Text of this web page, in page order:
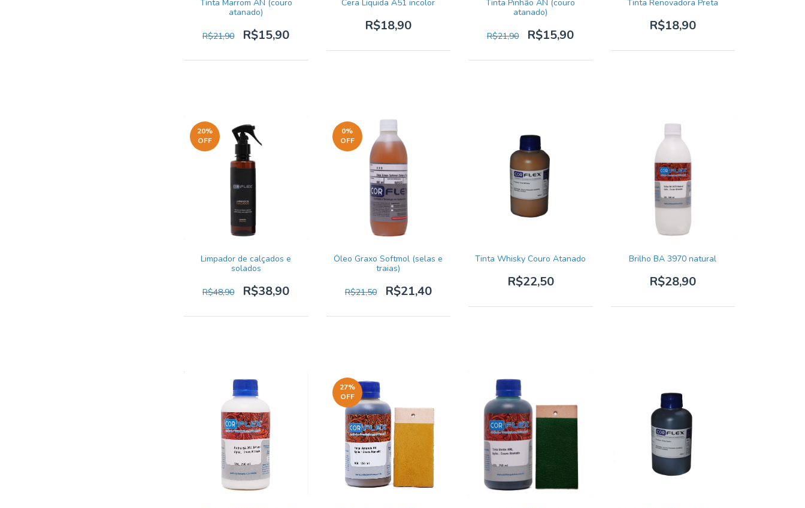
Tinta Marrom AN (couro
atanado)
R$21,90 R$15,90
Cera Liquida A51 incolor
R$18,90
Tinta Pinhão AN (couro
atanado)
R$21,90 R$15,90
Tinta Renovadora Preta
R$18,90
20%
OFF
Limpador de calçados e
solados
R$48,90 R$38,90
0%
OFF
Óleo Graxo Softmol (selas e
traias)
R$21,50 R$21,40
Tinta Whisky Couro Atanado
R$22,50
Brilho BA 3970 natural
R$28,90
27%
OFF